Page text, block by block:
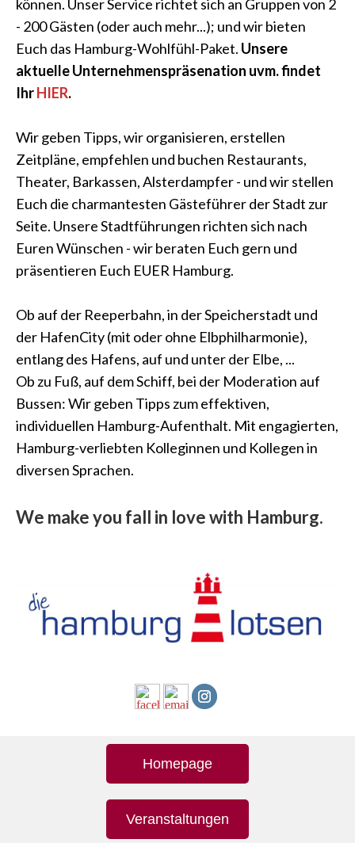
können. Unser Service richtet sich an Gruppen von 2
- 200 Gästen (oder auch mehr...); und wir bieten
Euch das Hamburg-Wohlfühl-Paket. Unsere
aktuelle Unternehmenspräsenation uvm. findet
IhrHIER.
Wir geben Tipps, wir organisieren, erstellen
Zeitpläne, empfehlen und buchen Restaurants,
Theater, Barkassen, Alsterdampfer - und wir stellen
Euch die charmantesten Gästeführer der Stadt zur
Seite. Unsere Stadtführungen richten sich nach
Euren Wünschen - wir beraten Euch gern und
präsentieren Euch EUER Hamburg.
Ob auf der Reeperbahn, in der Speicherstadt und
der HafenCity (mit oder ohne Elbphilharmonie),
entlang des Hafens, auf und unter der Elbe, ...
Ob zu Fuß, auf dem Schiff, bei der Moderation auf
Bussen: Wir geben Tipps zum effektiven,
individuellen Hamburg-Aufenthalt. Mit engagierten,
Hamburg-verliebten Kolleginnen und Kollegen in
diversen Sprachen.
We make you fall in love with Hamburg.
Homepage
Veranstaltungen